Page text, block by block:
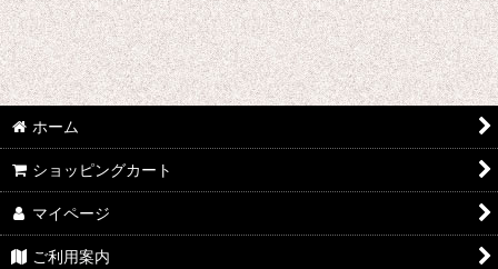
ホーム
ショッピングカート
マイページ
ご利用案内